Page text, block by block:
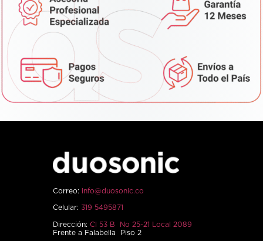
Correo: info@duosonic.co
Celular: 319 5495871
Dirección: Cl 53 B No 25-21 Local 2089
Frente a Falabella Piso 2